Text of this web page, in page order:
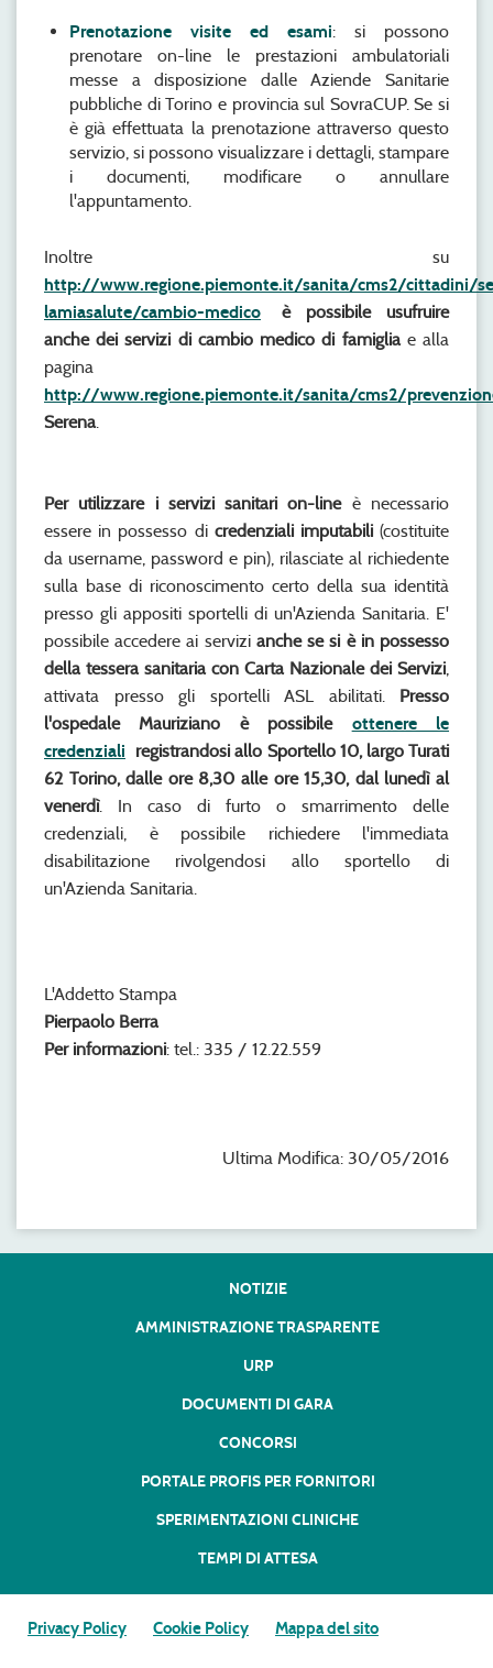
Prenotazione visite ed esami: si possono
prenotare on-line le prestazioni ambulatoriali
messe a disposizione dalle Aziende Sanitarie
pubbliche di Torino e provincia sul SovraCUP. Se si
è già effettuata la prenotazione attraverso questo
servizio, si possono visualizzare i dettagli, stampare
i documenti, modificare o annullare
l'appuntamento.
Inoltre su
http://www.regione.piemonte.it/sanita/cms2/cittadini/
lamiasalute/cambio-medico
è possibile usufruire
anche dei servizi di cambio medico di famigliae alla
pagina
http://www.regione.piemonte.it/sanita/cms2/
Serena.
Per utilizzare i servizi sanitari on-lineè necessario
essere in possesso dicredenziali imputabili(costituite
da username, password e pin), rilasciate al richiedente
sulla base di riconoscimento certo della sua identità
presso gli appositi sportelli di un'Azienda Sanitaria. E'
possibile accedere ai servizi anche se si è in possesso
della tessera sanitaria con Carta Nazionale dei Servizi,
attivata presso gli sportelli ASL abilitati. Presso
l'ospedale Mauriziano
è possibile ottenere le
credenziali registrandosi allo Sportello 10, largo Turati
62 Torino, dalle ore 8,30 alle ore 15,30, dal lunedì al
venerdì. In caso di furto o smarrimento delle
credenziali, è possibile richiedere l'immediata
disabilitazione rivolgendosi allo sportello di
un'Azienda Sanitaria.
L'Addetto Stampa
Pierpaolo Berra
Per informazioni: tel.: 335 / 12.22.559
Ultima Modifica: 30/05/2016
NOTIZIE
AMMINISTRAZIONE TRASPARENTE
URP
DOCUMENTI DI GARA
CONCORSI
PORTALE PROFIS PER FORNITORI
SPERIMENTAZIONI CLINICHE
TEMPI DI ATTESA
Privacy Policy Cookie Policy Mappa del sito